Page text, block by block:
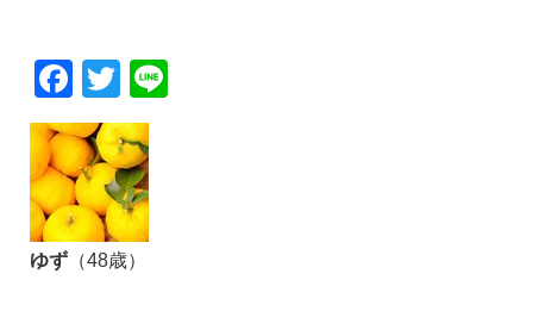
Facebook
Twitter
ゆず（48歳）